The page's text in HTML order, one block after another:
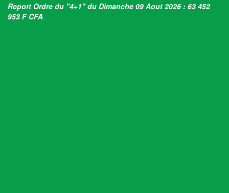
Report Ordre du "4+1" du Dimanche 09 Aout 2026 : 63 452
953 F CFA